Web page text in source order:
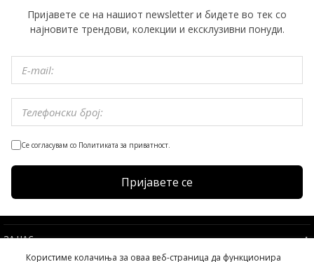
Пријавете се на нашиот newsletter и бидете во тек со
најновите трендови, колекции и ексклузивни понуди.
Се согласувам со Политиката за приватност.
Пријавете се
ЗА НАС
УСЛОВИКористиме колачиња за оваа веб-страница да функционира